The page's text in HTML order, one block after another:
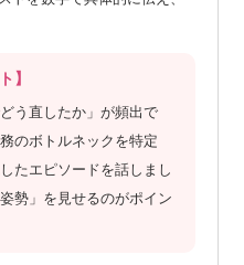
ノウハウを持つプロ人材が
の活用によって、これまで
雑な背景や要件を把握する
と捉え、その能力を最大限
います。
】
う直したか」が頻出で
のボトルネックを特定
たエピソードを話しまし
勢」を見せるのがポイン